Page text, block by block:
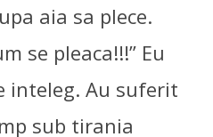
aia sa plece.
se pleaca!!!” Eu
inteleg. Au suferit
sub tirania